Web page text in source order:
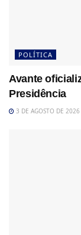
POLÍTICA
Avante
Presidência
3 DE AGOSTO DE 2026